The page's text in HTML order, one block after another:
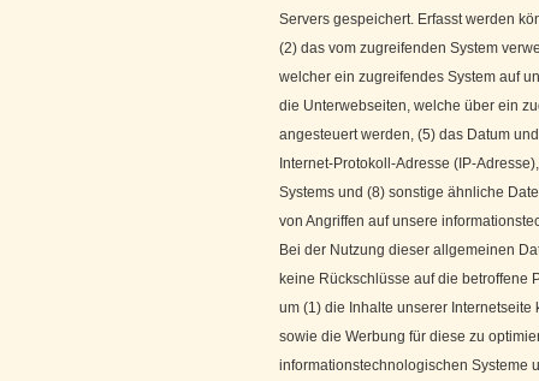
Servers gespeichert. Erfasst werden
(2) das vom zugreifenden System
welcher ein zugreifendes System auf
die Unterwebseiten, welche über ein
angesteuert werden, (5) das Datum
Internet-Protokoll-Adresse (IP-
Systems und (8) sonstige ähnliche
von Angriffen auf unsere
Bei der Nutzung dieser allgemeinen
keine Rückschlüsse auf die betroffene
um (1) die Inhalte unserer
sowie die Werbung für diese zu
informationstechnologischen Systeme